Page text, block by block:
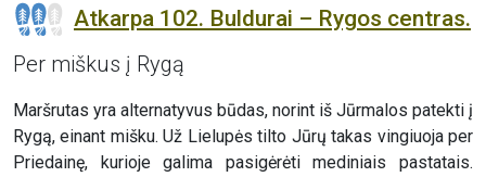
Atkarpa 102. Buldurai – Rygos centras.
Per miškus į Rygą
Maršrutas yra alternatyvus būdas, norint iš Jūrmalos patekti į
Rygą, einant mišku. Už Lielupės tilto Jūrų takas vingiuoja per
Priedainę, kurioje galima pasigėrėti mediniais pastatais.